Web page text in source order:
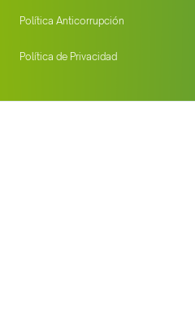
Política Anticorrupción
Política de Privacidad